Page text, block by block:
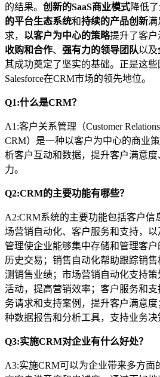
的结果。 创新的SaaS商业模式降低
的平台生态系统和持续的产品创新满
求， 以客户为中心的策略提升了客户
收购和合作、 强有力的领导团队以及
其成功奠定了坚实的基础。正是这
Salesforce在CRM市场的领先地位。
Q1:什么是CRM？
A1:客户关系管理（Customer
CRM）是一种以客户为中心的商业
析客户互动和数据，提升客户满意
力。
Q2:CRM的主要功能有哪些？
A2:CRM系统的主要功能包括客户信
场营销自动化、客户服务和支持，
管理使企业能够集中存储和管理客
历史交易；销售自动化帮助跟踪销
测销售业绩；市场营销自动化支持
活动，提高营销效率；客户服务和
务请求和支持案例，提升客户满意
种数据报告和分析工具，支持业务决
Q3:实施CRM对企业有什么好处？
A3:实施CRM可以为企业带来多方面